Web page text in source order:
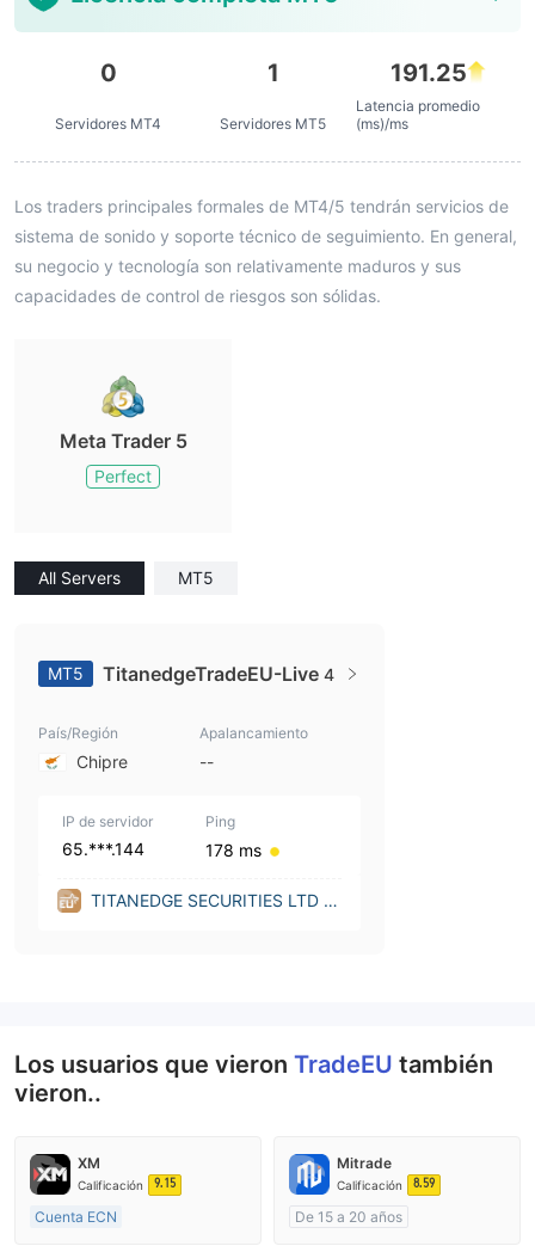
0
Servidores MT4
1
Servidores MT5
191.25
Latencia promedio
(ms)/ms
Los traders principales formales de MT4/5 tendrán servicios de
sistema de sonido y soporte técnico de seguimiento. En general,
su negocio y tecnología son relativamente maduros y sus
capacidades de control de riesgos son sólidas.
Meta Trader 5
Perfect
All Servers MT5
MT5 TitanedgeTradeEU-Live 4
País/Región
Chipre
Apalancamiento
--
IP de servidor
65.***.144
Ping
178 ms
TITANEDGE SECURITIES LTD (C
Los usuarios que vieron TradeEU también
vieron..
XM
Calificación 9.15
Cuenta ECN
Mitrade
Calificación 8.59
De 15 a 20 años